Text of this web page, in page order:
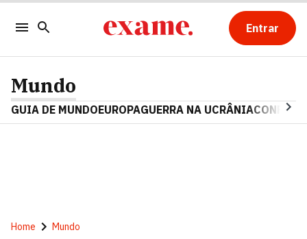
Entrar
Mundo
GUIA DE MUNDOEUROPAGUERRA NA UCRÂNIA
Home Mundo